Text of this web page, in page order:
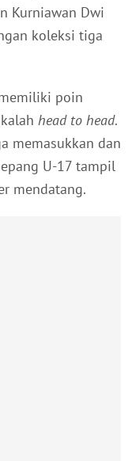
Kurniawan Dwi
koleksi tiga
poin
head to head.
memasukkan dan
U-17 tampil
mendatang.